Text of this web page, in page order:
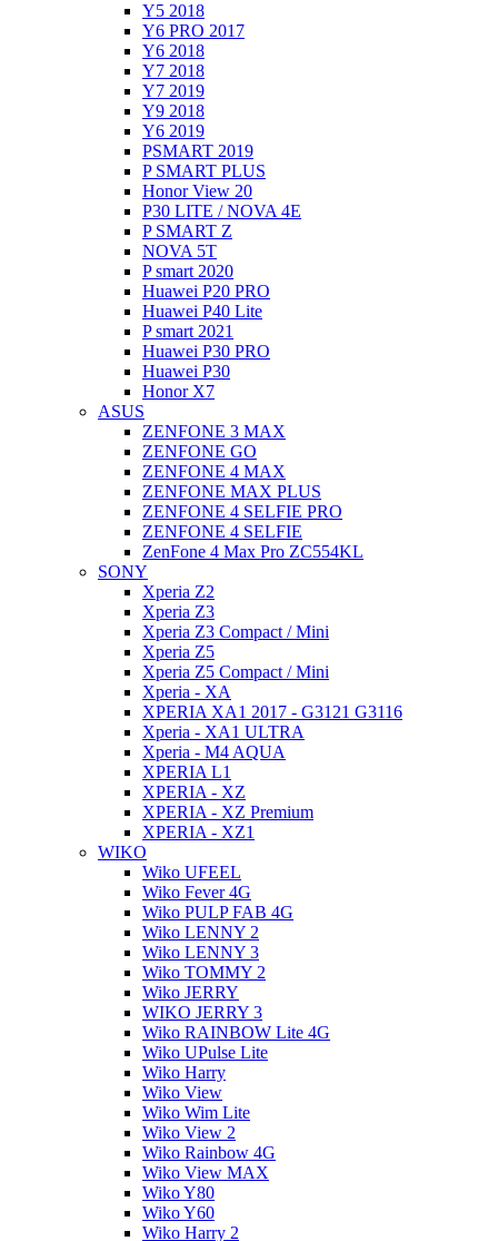
Y5 2018
Y6 PRO 2017
Y6 2018
Y7 2018
Y7 2019
Y9 2018
Y6 2019
PSMART 2019
P SMART PLUS
Honor View 20
P30 LITE / NOVA 4E
P SMART Z
NOVA 5T
P smart 2020
Huawei P20 PRO
Huawei P40 Lite
P smart 2021
Huawei P30 PRO
Huawei P30
Honor X7
ASUS
ZENFONE 3 MAX
ZENFONE GO
ZENFONE 4 MAX
ZENFONE MAX PLUS
ZENFONE 4 SELFIE PRO
ZENFONE 4 SELFIE
ZenFone 4 Max Pro ZC554KL
SONY
Xperia Z2
Xperia Z3
Xperia Z3 Compact / Mini
Xperia Z5
Xperia Z5 Compact / Mini
Xperia - XA
XPERIA XA1 2017 - G3121 G3116
Xperia - XA1 ULTRA
Xperia - M4 AQUA
XPERIA L1
XPERIA - XZ
XPERIA - XZ Premium
XPERIA - XZ1
WIKO
Wiko UFEEL
Wiko Fever 4G
Wiko PULP FAB 4G
Wiko LENNY 2
Wiko LENNY 3
Wiko TOMMY 2
Wiko JERRY
WIKO JERRY 3
Wiko RAINBOW Lite 4G
Wiko UPulse Lite
Wiko Harry
Wiko View
Wiko Wim Lite
Wiko View 2
Wiko Rainbow 4G
Wiko View MAX
Wiko Y80
Wiko Y60
Wiko Harry 2